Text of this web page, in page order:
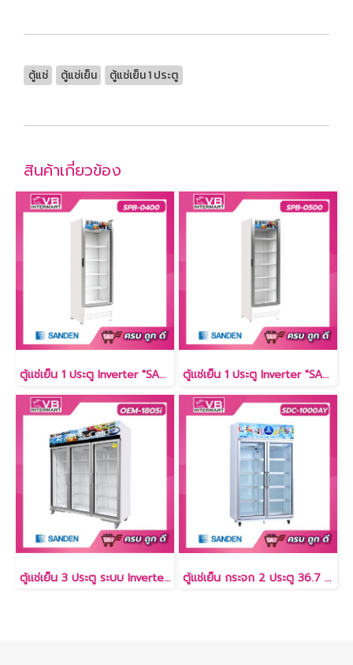
ตู้แช่ ตู้แช่เย็น ตู้แช่เย็น 1 ประตู
สินค้าเกี่ยวข้อง
ตู้แช่เย็น 1 ประตู Inverter "SANDEN" 13.9 คิว [SPB-0400] ตู้แช่เย็น 1 ประตู Inverter "SANDEN" 15.4 คิว [SPB-0500]
ตู้แช่เย็น 3 ประตู ระบบ Inverter 53 คิว [OEM-1805i] ตู้แช่เย็น กระจก 2 ประตู 36.7 คิว [SDC-1000AY]